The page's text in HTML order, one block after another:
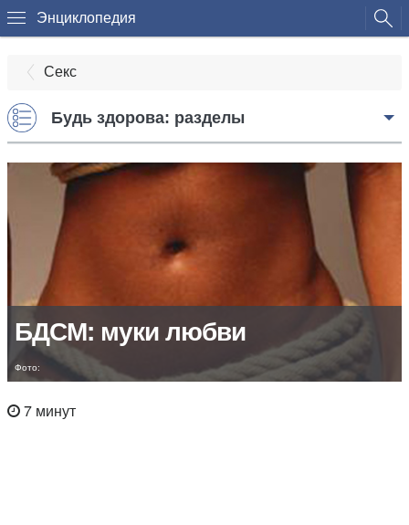
Энциклопедия
Секс
Будь здорова: разделы
БДСМ: муки любви
Фото:
7 минут